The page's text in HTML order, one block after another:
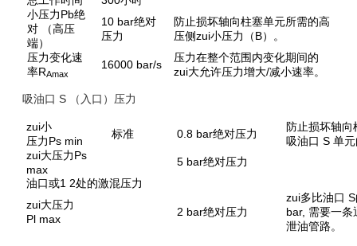
小压力Pb绝
对 （高压
端）
10 bar绝对
压力
防止损坏轴向柱塞单元所需的高
压侧zui小压力（B）。
压力变化速
率RAmax
16000 bar/s
压力在整个范围内变化期间的
zui大允许压力增大/减小速率。
吸油口 S （入口）压力
zui小
压力Ps min
标准 0.8 bar绝对压力
防止损坏轴向
吸油口 S 单
zui大压力Ps
max
5 bar绝对压力
油口或1 2处的激混压力
zui大压力
Pl max
2 bar绝对压力
zui多比油口
bar, 需要一
泄油管路。